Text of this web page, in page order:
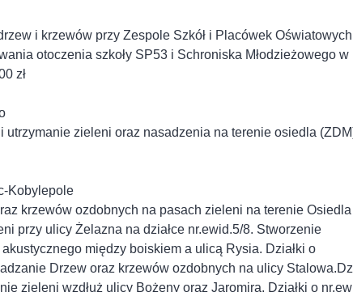
i krzewów przy Zespole Szkół i Placówek
otoczenia szkoły SP53 i Schroniska Młodzieżowego w
zł
utrzymanie zieleni oraz nasadzenia na terenie osiedla
Kobylepole
krzewów ozdobnych na pasach zieleni na terenie Osiedla
przy ulicy Żelazna na działce nr.ewid.5/8. Stworzenie
między boiskiem a ulicą Rysia. Działki o
Drzew oraz krzewów ozdobnych na ulicy
zieleni wzdłuż ulicy Bożeny oraz Jaromira. Działki o